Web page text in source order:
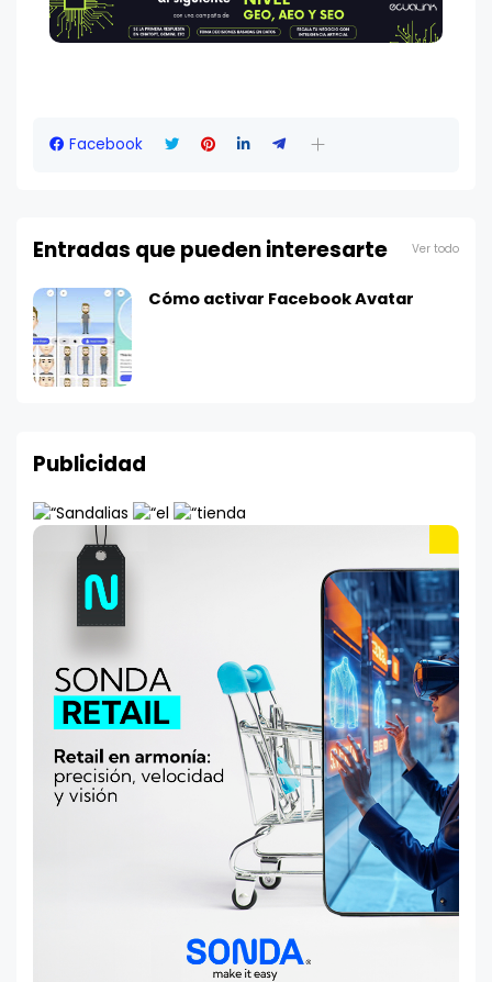
Facebook
Entradas que pueden interesarte Ver todo
Cómo activar Facebook Avatar
Publicidad